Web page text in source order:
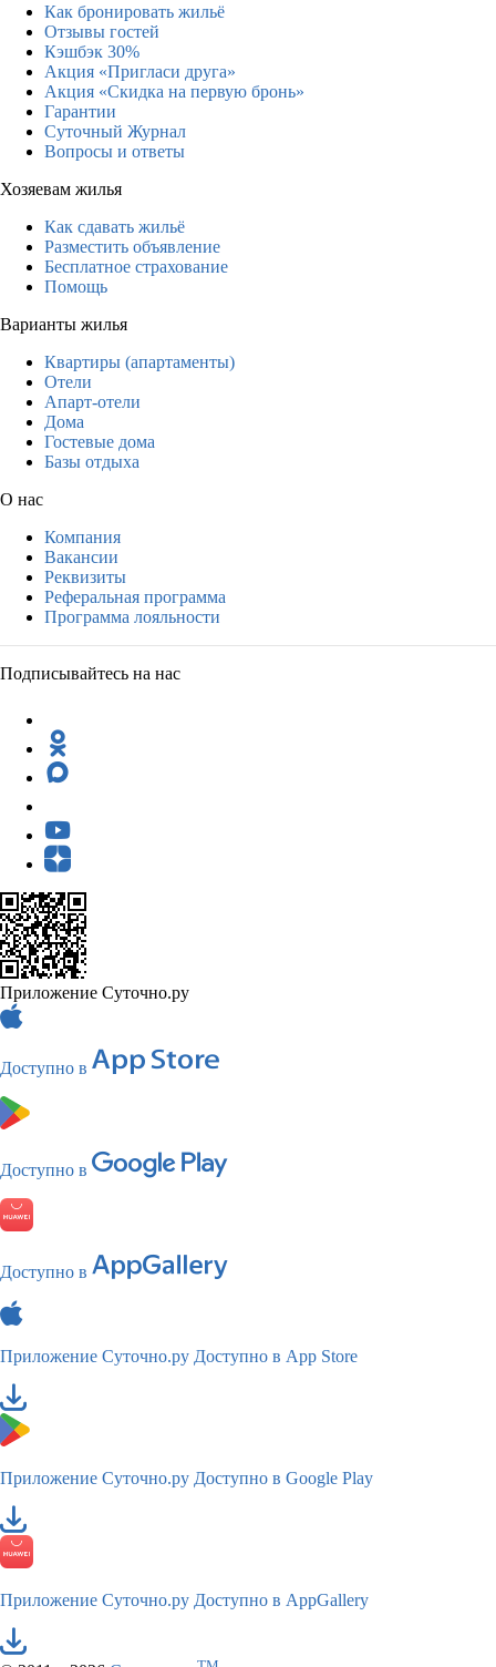
Как бронировать жильё
Отзывы гостей
Кэшбэк 30%
Акция «Пригласи друга»
Акция «Скидка на первую бронь»
Гарантии
Суточный Журнал
Вопросы и ответы
Хозяевам жилья
Как сдавать жильё
Разместить объявление
Бесплатное страхование
Помощь
Варианты жилья
Квартиры (апартаменты)
Отели
Апарт-отели
Дома
Гостевые дома
Базы отдыха
О нас
Компания
Вакансии
Реквизиты
Реферальная программа
Программа лояльности
Подписывайтесь на нас
Приложение Суточно.ру
Доступно в
Доступно в
Доступно в
Приложение Суточно.ру Доступно в App Store
Приложение Суточно.ру Доступно в Google Play
Приложение Суточно.ру Доступно в AppGallery